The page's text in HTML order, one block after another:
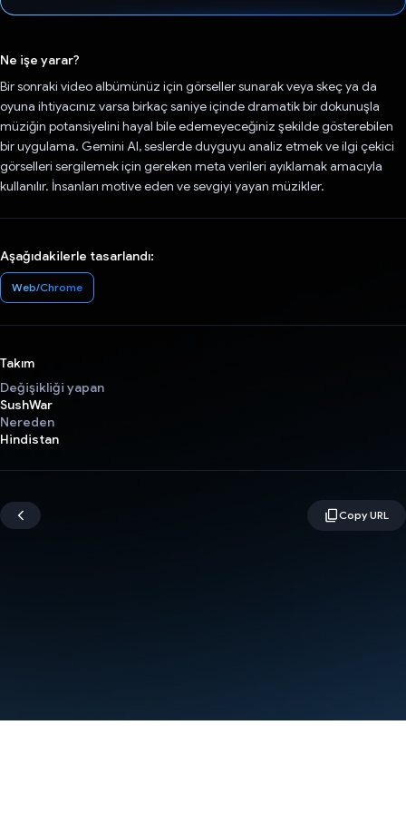
Ne işe yarar?
Bir sonraki video albümünüz için görseller sunarak veya skeç ya da
oyuna ihtiyacınız varsa birkaç saniye içinde dramatik bir dokunuşla
müziğin potansiyelini hayal bile edemeyeceğiniz şekilde gösterebilen
bir uygulama. Gemini AI, seslerde duyguyu analiz etmek ve ilgi çekici
görselleri sergilemek için gereken meta verileri ayıklamak amacıyla
kullanılır. İnsanları motive eden ve sevgiyi yayan müzikler.
Aşağıdakilerle tasarlandı:
Web/Chrome
Takım
Değişikliği yapan
SushWar
Nereden
Hindistan